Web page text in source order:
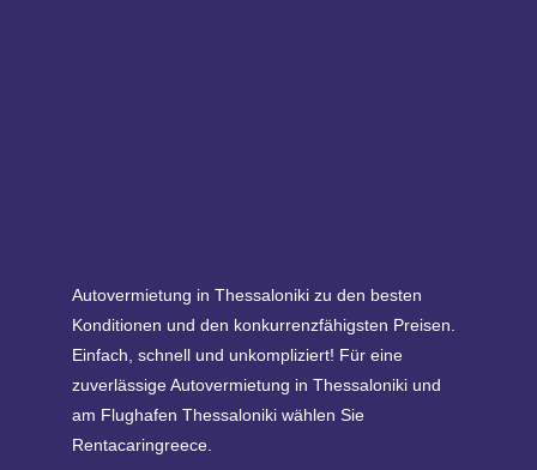
Autovermietung in Thessaloniki zu den besten
Konditionen und den konkurrenzfähigsten Preisen.
Einfach, schnell und unkompliziert! Für eine
zuverlässige Autovermietung in Thessaloniki und
am Flughafen Thessaloniki wählen Sie
Rentacaringreece.